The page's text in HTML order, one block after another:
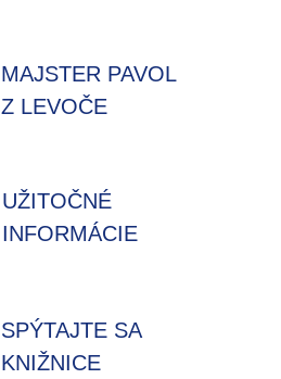
MAJSTER PAVOL
Z LEVOČE
UŽITOČNÉ
INFORMÁCIE
SPÝTAJTE SA
KNIŽNICE